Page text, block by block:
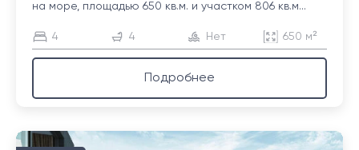
на море, площадью 650 кв.м. и участком 806 кв.м...
4 4 Нет 650 м²
Подробнее